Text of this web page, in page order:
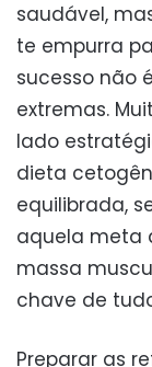
saudável,
te empurra
sucesso não
extremas.
lado
dieta
equilibrada,
aquela meta
massa
chave de
Preparar as